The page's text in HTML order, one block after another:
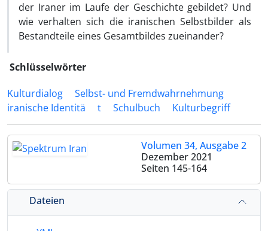
der Iraner im Laufe der Geschichte gebildet? Und
wie verhalten sich die iranischen Selbstbilder als
Bestandteile eines Gesamtbildes zueinander?
Schlüsselwörter
Kulturdialog
Selbst- und Fremdwahrnehmung
iranische Identitä
t Schulbuch Kulturbegriff
Volumen 34, Ausgabe 2
Dezember 2021
Seiten 145-164
Dateien